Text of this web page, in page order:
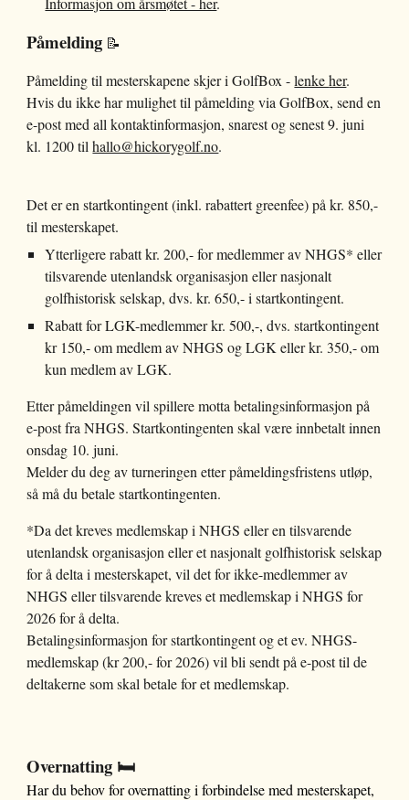
Påmelding 📝
Påmelding til mesterskapene skjer i GolfBox -lenkeher.
Hvis du ikke har mulighet til påmelding via GolfBox, send en
e-post med all kontaktinformasjon, snarest og senest 9. juni
kl. 1200 tilhallo@hickorygolf.no.
Det er en startkontingent (inkl. rabattert greenfee) på kr. 850,-
til mesterskapet.
Ytterligere rabatt kr. 200,- for medlemmer av NHGS* eller
tilsvarende utenlandsk organisasjon eller nasjonalt
golfhistorisk selskap, dvs. kr. 650,- i startkontingent.
Rabatt for LGK-medlemmer kr. 500,-, dvs. startkontingent
kr 150,- om medlem av NHGS og LGK eller kr. 350,- om
kun medlem av LGK.
Etter påmeldingen vil spillere motta betalingsinformasjon på
e-post fra NHGS. Startkontingenten skal være innbetalt innen
onsdag 10. juni.
Melder du deg av turneringen etter påmeldingsfristens utløp,
så må du betale startkontingenten.
*Da det kreves medlemskap i NHGS eller en tilsvarende
utenlandsk organisasjon eller et nasjonalt golfhistorisk selskap
for å delta i mesterskapet, vil det for ikke-medlemmer av
NHGS eller tilsvarende kreves et medlemskap i NHGS for
2026 for å delta.
Betalingsinformasjon for startkontingent og et ev. NHGS-
medlemskap (kr 200,- for 2026) vil bli sendt på e-post til de
deltakerne som skal betale for et medlemskap.
Overnatting 🛏️
Har du behov for overnatting i forbindelse med mesterskapet,